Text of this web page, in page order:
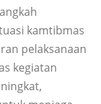
kamtibmas
pelaksanaan
kegiatan